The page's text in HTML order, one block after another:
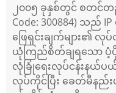
၂၀၀၅ ခုနှစ်တွင် စတင်တ
Code: 300884) သည်
ဖြေရှင်းချက်များ၏ လု
ယုံကြည်စိတ်ချရသော ပံ့
လုံခြုံရေးလုပ်ငန်းနယ်ပ
လုပ်ကိုင်ပြီး ခေတ်မီနည်